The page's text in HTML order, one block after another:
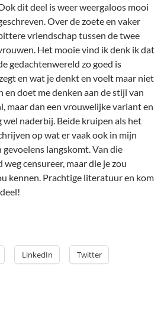
dit deel is weer weergaloos mooi
Over de zoete en vaker
vriendschap tussen de twee
Het mooie vind ik denk ik dat
gedachtenwereld zo goed is
en wat je denkt en voelt maar niet
en doet me denken aan de stijl van
maar dan een vrouwelijke variant en
naderbij. Beide kruipen als het
op wat er vaak ook in mijn
langskomt. Van die
censureer, maar die je zou
kennen. Prachtige literatuur en kom
LinkedIn Twitter